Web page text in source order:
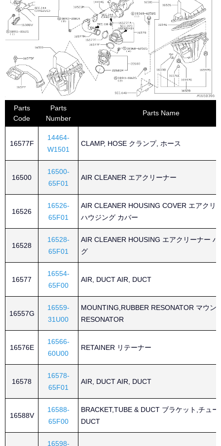
Parts
Code
Parts
Number
Parts Name
16577F
14464-
W1501
CLAMP, HOSE クランプ, ホース
16500
16500-
65F01
AIR CLEANER エアクリーナー
16526
16526-
65F01
AIR CLEANER HOUSING COVER エアクリ
ハウジング カバー
16528
16528-
65F01
AIR CLEANER HOUSING エアクリーナー
グ
16577
16554-
65F00
AIR, DUCT AIR, DUCT
16557G
16559-
31U00
MOUNTING,RUBBER RESONATOR マウン
RESONATOR
16576E
16566-
60U00
RETAINER リテーナー
16578
16578-
65F01
AIR, DUCT AIR, DUCT
16588V
16588-
65F00
BRACKET,TUBE & DUCT ブラケット,チュー
DUCT
16598-